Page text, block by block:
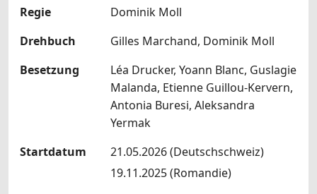
Regie
Dominik Moll
Drehbuch
Gilles Marchand, Dominik Moll
Besetzung
Léa Drucker, Yoann Blanc, Guslagie
Malanda, Etienne Guillou-Kervern,
Antonia Buresi, Aleksandra
Yermak
Startdatum
21.05.2026 (Deutschschweiz)
19.11.2025 (Romandie)